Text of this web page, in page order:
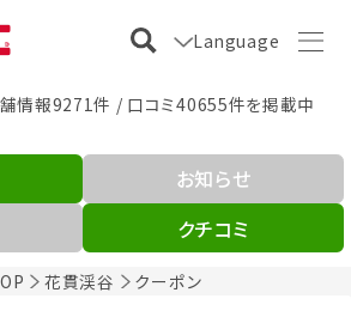
Language
舗情報9271件 / 口コミ40655件を掲載中
花貫渓谷 クーポン
お知らせ
クチコミ